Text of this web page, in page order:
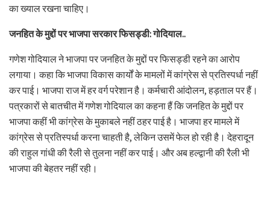
का ख्याल रखना चाहिए।
जनहित के मुद्दों पर भाजपा सरकार फिसड्डी: गोदियाल..
गणेश गोदियाल ने भाजपा पर जनहित के मुद्दों पर फिसड्डी रहने का आरोप
लगाया। कहा कि भाजपा विकास कार्यों के मामलों में कांग्रेस से प्रतिस्पर्धा नहीं
कर पाई। भाजपा राज में हर वर्ग परेशान है। कर्मचारी आंदोलन, हड़ताल पर हैं।
पत्रकारों से बातचीत में गणेश गोदियाल का कहना हैं कि जनहित के मुद्दों पर
भाजपा कहीं भी कांग्रेस के मुकाबले नहीं ठहर पाई है। भाजपा हर मामले में
कांग्रेस से प्रतिस्पर्धा करना चाहती है, लेकिन उसमें फेल हो रही है। देहरादून
की राहुल गांधी की रैली से तुलना नहीं कर पाई। और अब हल्द्वानी की रैली भी
भाजपा की बेहतर नहीं रही।